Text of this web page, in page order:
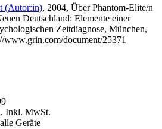
(Autor:in), 2004, Über Phantom-Elite/n
Deutschland: Elemente einer
Zeitdiagnose, München,
www.grin.com/document/25371
Inkl. MwSt.
Geräte